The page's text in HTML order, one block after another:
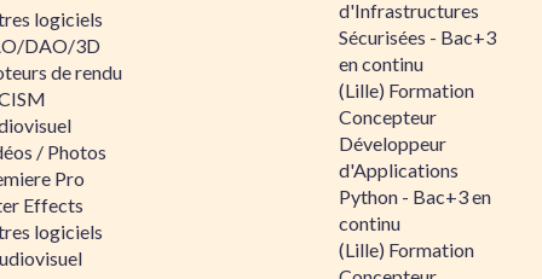
logiciels
DAO/3D
de rendu
/ Photos
Pro
Effects
logiciels
d'Infrastructures
Sécurisées - Bac+3
en continu
(Lille) Formation
Concepteur
Développeur
d'Applications
Python - Bac+3 en
continu
(Lille) Formation